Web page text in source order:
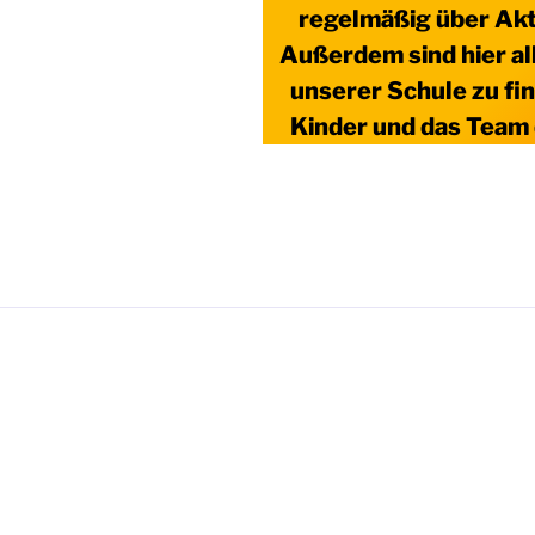
regelmäßig über
Außerdem sind hier
unserer Schule zu
Kinder und das